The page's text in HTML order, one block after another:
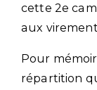
cette 2e
aux
Pour
répartition